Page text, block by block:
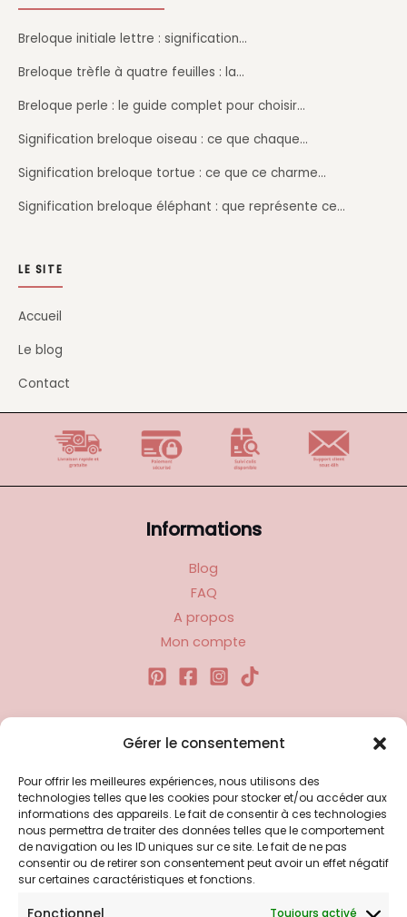
Gérer le consentement
Pour offrir les meilleures expériences, nous utilisons des
technologies telles que les cookies pour stocker et/ou accéder aux
informations des appareils. Le fait de consentir à ces technologies
nous permettra de traiter des données telles que le comportement
de navigation ou les ID uniques sur ce site. Le fait de ne pas
consentir ou de retirer son consentement peut avoir un effet négatif
sur certaines caractéristiques et fonctions.
Fonctionnel Toujours activé
Breloque initiale lettre : signification…
Breloque trèfle à quatre feuilles : la…
Breloque perle : le guide complet pour choisir…
Signification breloque oiseau : ce que chaque…
Signification breloque tortue : ce que ce charme…
Signification breloque éléphant : que représente ce…
LE SITE
Accueil
Le blog
Contact
Informations
Blog
FAQ
A propos
Mon compte
Liens utiles
Politique d’expédition
Politique de confidentialité
Politique de remboursements
Conditions générales de vente et d’utilisation